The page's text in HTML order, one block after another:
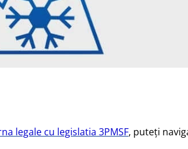
legale cu legislatia 3PMSF, puteți